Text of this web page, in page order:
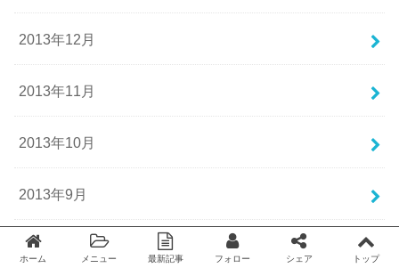
2013年12月
2013年11月
2013年10月
2013年9月
2013年8月
ホーム メニュー 最新記事 フォロー シェア トップ
Twitter facebook